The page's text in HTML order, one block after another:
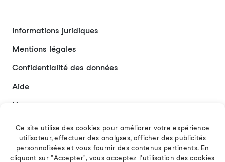
Informations juridiques
Mentions légales
Confidentialité des données
Aide
Liens
Contact
Français
Ce site utilise des cookies pour améliorer votre expérience
utilisateur, effectuer des analyses, afficher des publicités
personnalisées et vous fournir des contenus pertinents. En
cliquant sur "Accepter", vous acceptez l'utilisation des cookies